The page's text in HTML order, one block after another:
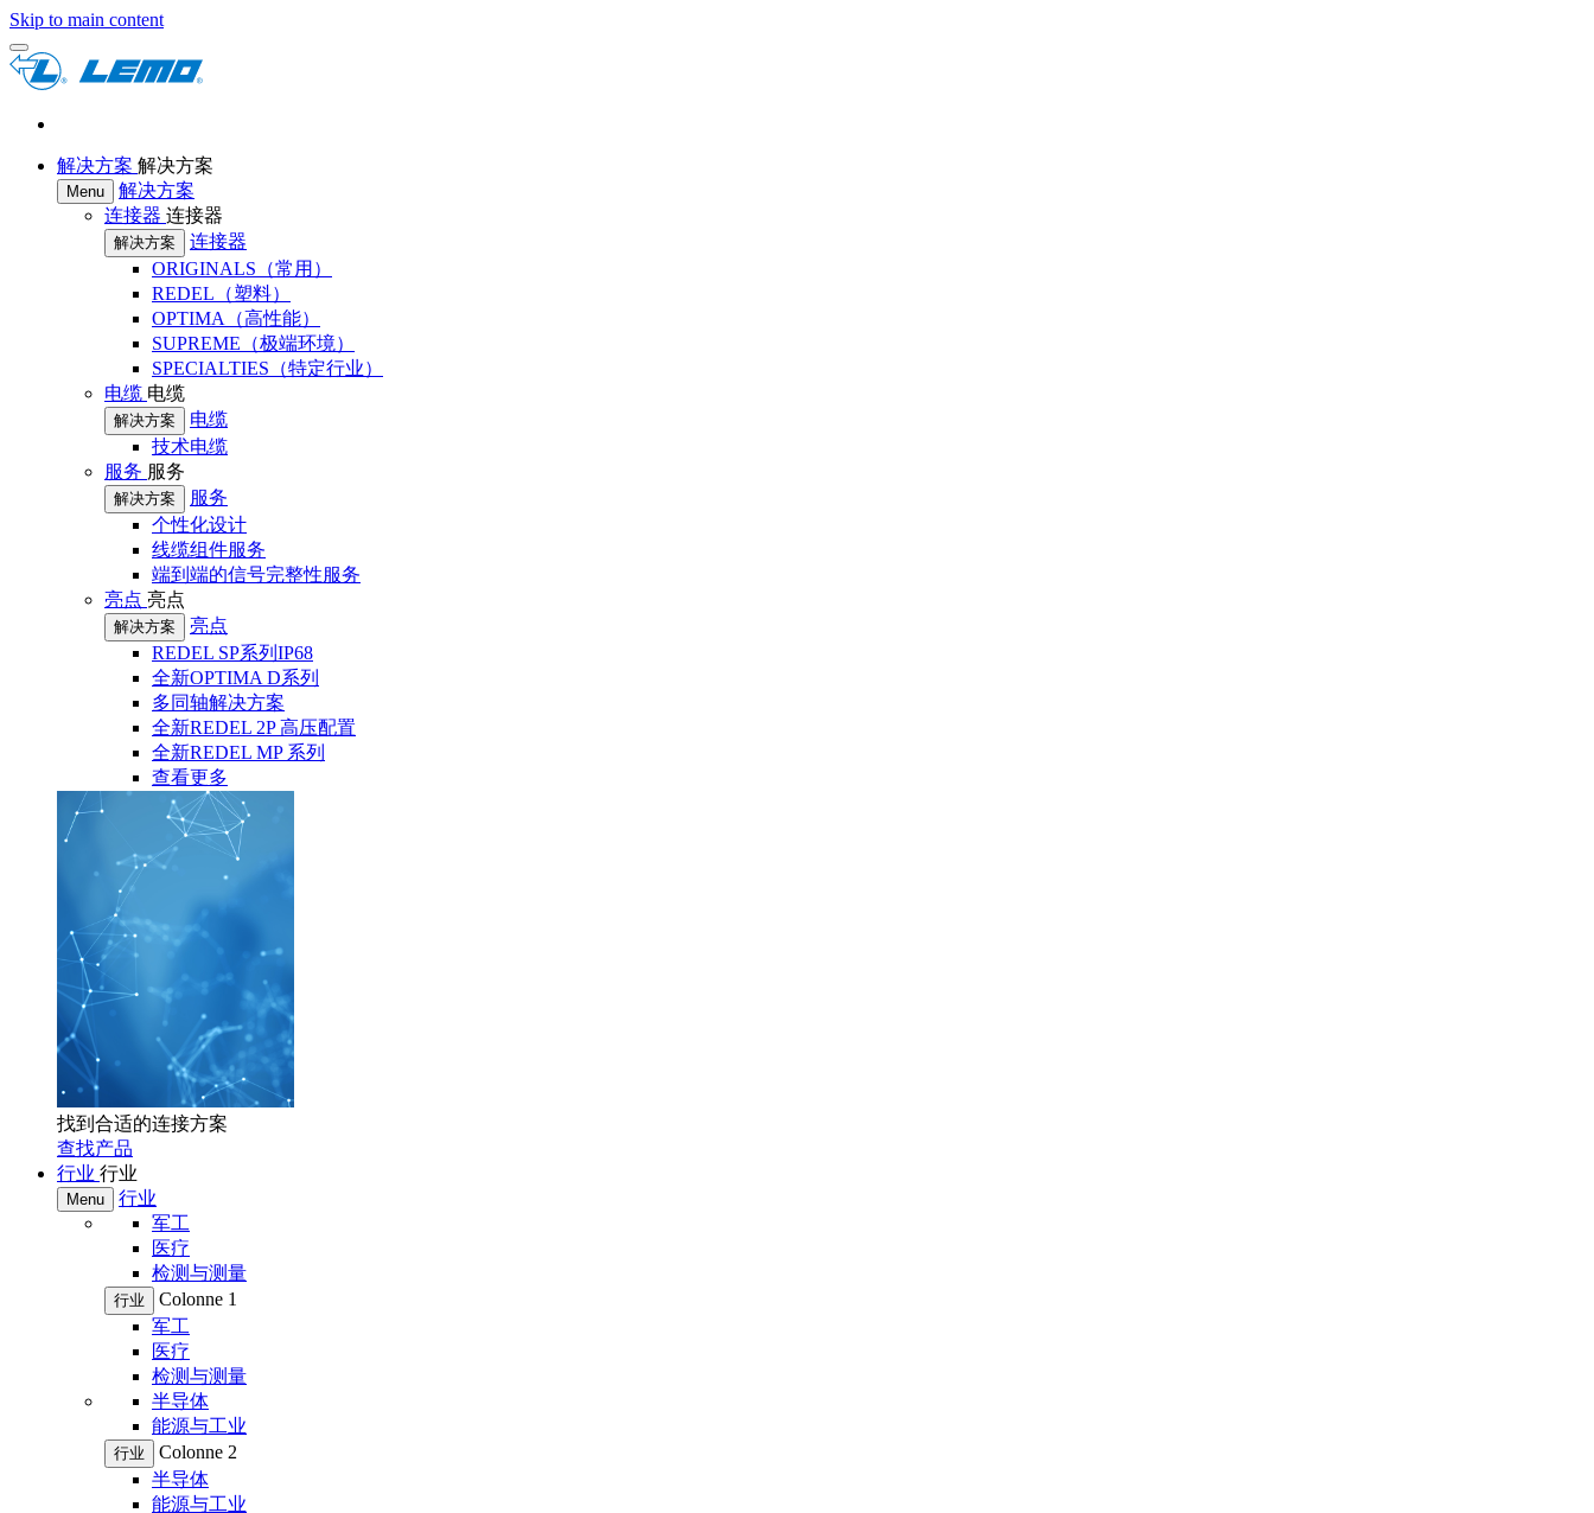
Skip to main content
解决方案 解决方案
Menu
解决方案
连接器 连接器
解决方案
连接器
ORIGINALS（常用）
REDEL（塑料）
OPTIMA（高性能）
SUPREME（极端环境）
SPECIALTIES（特定行业）
电缆 电缆
解决方案
电缆
技术电缆
服务 服务
解决方案
服务
个性化设计
线缆组件服务
端到端的信号完整性服务
亮点 亮点
解决方案
亮点
REDEL SP系列IP68
全新OPTIMA D系列
多同轴解决方案
全新REDEL 2P 高压配置
全新REDEL MP 系列
查看更多
找到合适的连接方案
查找产品
行业 行业
Menu
行业
军工
医疗
检测与测量
行业
Colonne 1
军工
医疗
检测与测量
半导体
能源与工业
行业
Colonne 2
半导体
能源与工业